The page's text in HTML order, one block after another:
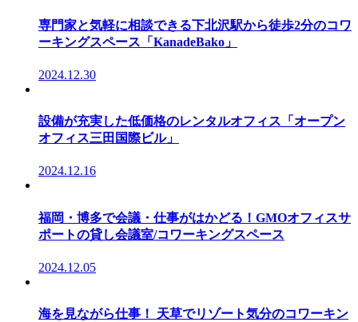
専門家と気軽に相談できる下北沢駅から徒歩2分のコワ
ーキングスペース「KanadeBako」
2024.12.30
設備が充実した低価格のレンタルオフィス「オープン
オフィス三田国際ビル」
2024.12.16
福岡・博多で会議・仕事がはかどる！GMOオフィスサ
ポートの貸し会議室/コワーキングスペース
2024.12.05
海を見ながら仕事！ 天草でリゾート気分のコワーキン